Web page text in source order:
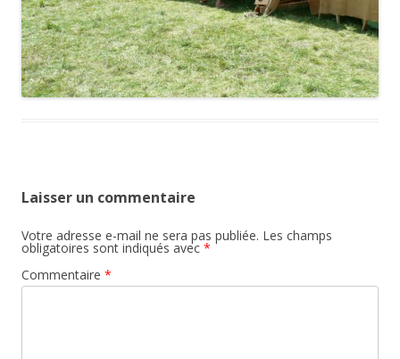
Laisser un commentaire
Votre adresse e-mail ne sera pas publiée. Les champs
obligatoires sont indiqués avec *
Commentaire *